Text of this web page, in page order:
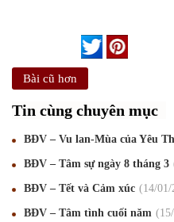
Bài cũ hơn
Tin cùng chuyên mục
BĐV – Vu lan-Mùa của Yêu
BĐV – Tâm sự ngày 8 tháng 3
BĐV – Tết và Cảm xúc 14/01 /
BĐV – Tâm tình cuối năm 15